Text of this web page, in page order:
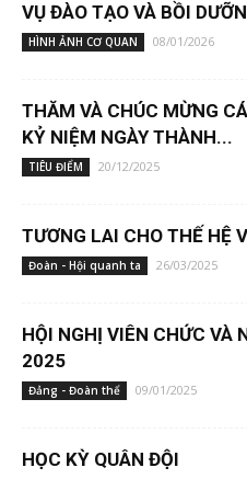
VỤ ĐÀO TẠO VÀ BỒI
HÌNH ẢNH CƠ QUAN 08/01/2026
THĂM VÀ CHÚC MỪNG
KỶ NIỆM NGÀY THÀNH...
TIÊU ĐIỂM 20/12/2025
TƯƠNG LAI CHO THẾ HỆ
Đoàn - Hội quanh ta 26/03/2025
HỘI NGHỊ VIÊN CHỨC VÀ
2025
Đảng - Đoàn thể 09/01/2025
HỌC KỲ QUÂN ĐỘI